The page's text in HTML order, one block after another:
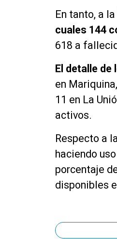
En tanto, a
cuales 144
618 a
El detalle
en
11 en La
activos.
Respecto a
haciendo
porcentaje
disponibles